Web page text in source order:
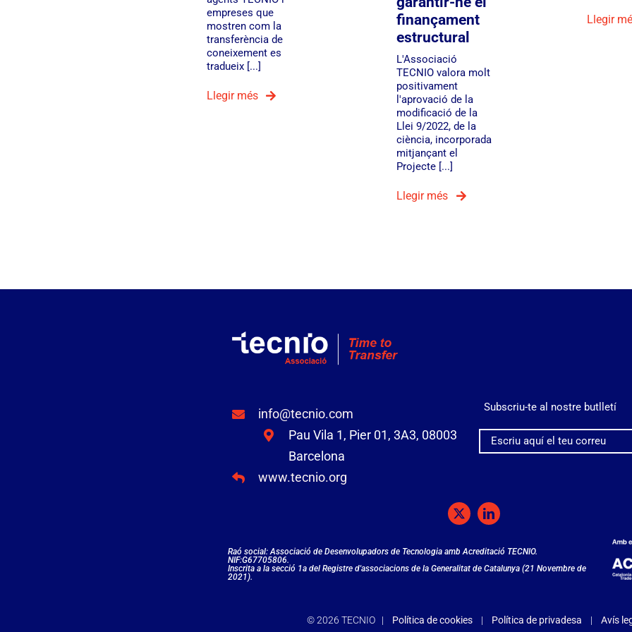
empreses que
mostren com la
transferència de
coneixement es
tradueix [...]
Llegir més
finançament
estructural
L'Associació
TECNIO valora molt
positivament
l'aprovació de la
modificació de la
Llei 9/2022, de la
ciència, incorporada
mitjançant el
Projecte [...]
Llegir més
Llegir
info@tecnio.com
Pau Vila 1, Pier 01, 3A3, 08003
Barcelona
www.tecnio.org
Subscriu-te al nostre butlletí
Raó social: Associació de Desenvolupadors de Tecnologia amb Acreditació TECNIO.
NIF:G67705806.
Inscrita a la secció 1a del Registre d'associacions de la Generalitat de Catalunya (21 Novembre de
2021).
©2026 TECNIO | Política de cookies | Política de privadesa | Avís